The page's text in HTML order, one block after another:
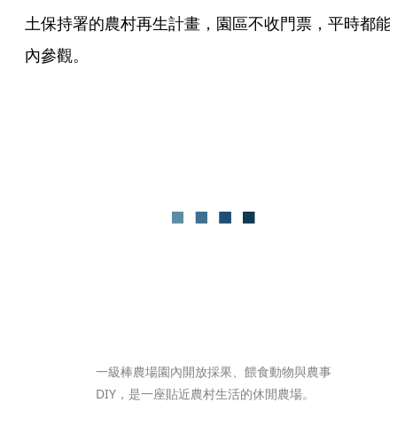
土保持署的農村再生計畫，園區不收門票，平時都能
內參觀。
一級棒農場園內開放採果、餵食動物與農事
DIY，是一座貼近農村生活的休閒農場。